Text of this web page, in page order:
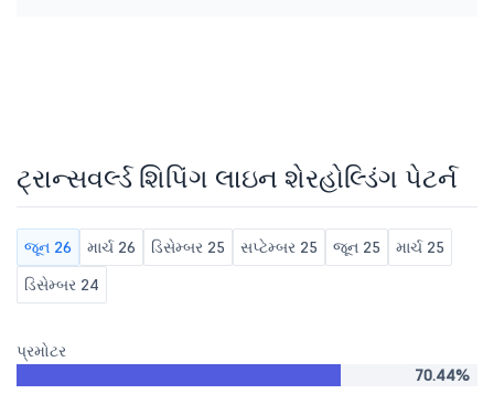
ટ્રાન્સવર્લ્ડ શિપિંગ લાઇન શેરહોલ્ડિંગ પેટર્ન
જૂન 26 માર્ચ 26 ડિસેમ્બર 25 સપ્ટેમ્બર 25 જૂન 25
માર્ચ 25
ડિસેમ્બર 24
પ્રમોટર
70.44%